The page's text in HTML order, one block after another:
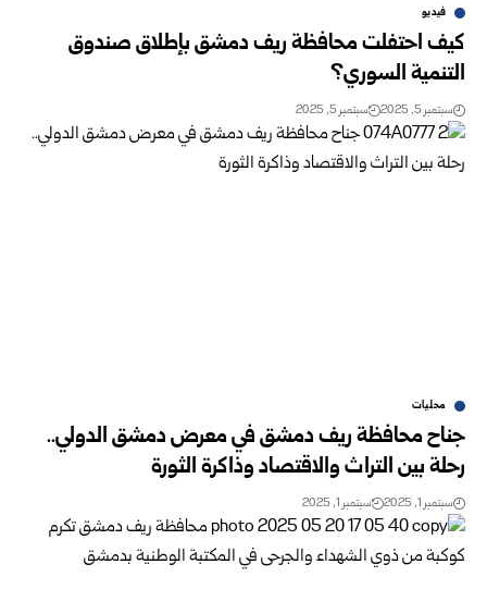
فيديو
كيف احتفلت محافظة ريف دمشق بإطلاق صندوق
التنمية السوري؟
سبتمبر 5, 2025 سبتمبر 5, 2025
محليات
جناح محافظة ريف دمشق في معرض دمشق الدولي..
رحلة بين التراث والاقتصاد وذاكرة الثورة
سبتمبر 1, 2025 سبتمبر 1, 2025